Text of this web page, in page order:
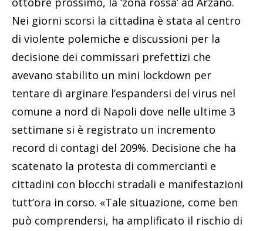
Nei giorni scorsi la cittadina è stata al centro
di violente polemiche e discussioni per la
decisione dei commissari prefettizi che
avevano stabilito un mini lockdown per
tentare di arginare l’espandersi del virus nel
comune a nord di Napoli dove nelle ultime 3
settimane si è registrato un incremento
record di contagi del 209%. Decisione che ha
scatenato la protesta di commercianti e
cittadini con blocchi stradali e manifestazioni
tutt’ora in corso. «Tale situazione, come ben
può comprendersi, ha amplificato il rischio di